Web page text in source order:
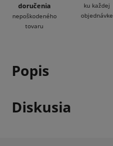
doručenia
nepoškodeného
tovaru
ku každej
objednávke
Popis
Diskusia